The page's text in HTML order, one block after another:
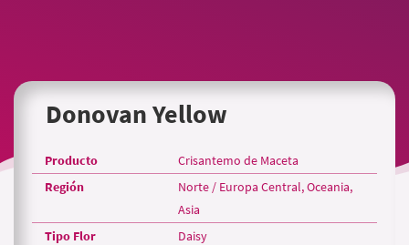
Donovan Yellow
Producto
Crisantemo de Maceta
Región
Norte / Europa Central, Oceania,
Asia
Tipo Flor
Daisy